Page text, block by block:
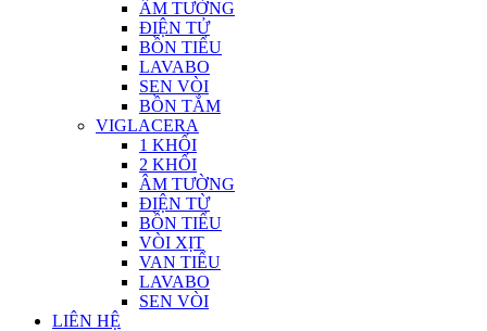
ÂM TƯỜNG
ĐIỆN TỬ
BỒN TIỂU
LAVABO
SEN VÒI
BỒN TẮM
VIGLACERA
1 KHỐI
2 KHỐI
ÂM TƯỜNG
ĐIỆN TỪ
BỒN TIỂU
VÒI XỊT
VAN TIỂU
LAVABO
SEN VÒI
LIÊN HỆ